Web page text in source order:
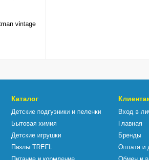
vintage
Каталог
Детские подгузники и пеленки
Бытовая химия
Детские игрушки
Пазлы TREFL
Вход в
Главная
Бренды
Оплата и